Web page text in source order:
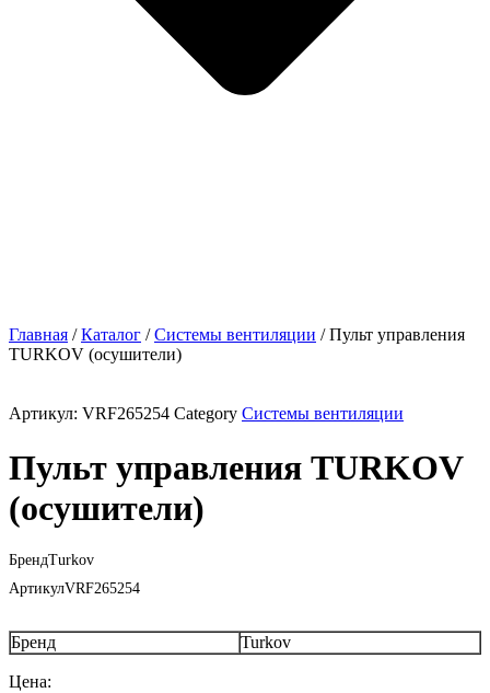
Главная /Каталог /Системы вентиляции / Пульт управления
TURKOV (осушители)
Артикул: VRF265254 Category Системы вентиляции
Пульт управления TURKOV
(осушители)
БрендTurkov
АртикулVRF265254
Бренд Turkov
Цена: